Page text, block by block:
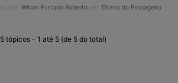
por: Wilson Furtado Roberto em: Direito do Passageiro
tópicos - 1 até 5 (de 5 do total)